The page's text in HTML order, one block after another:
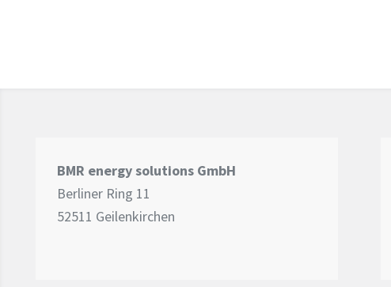
BMR energy solutions GmbH
Berliner Ring 11
52511 Geilenkirchen